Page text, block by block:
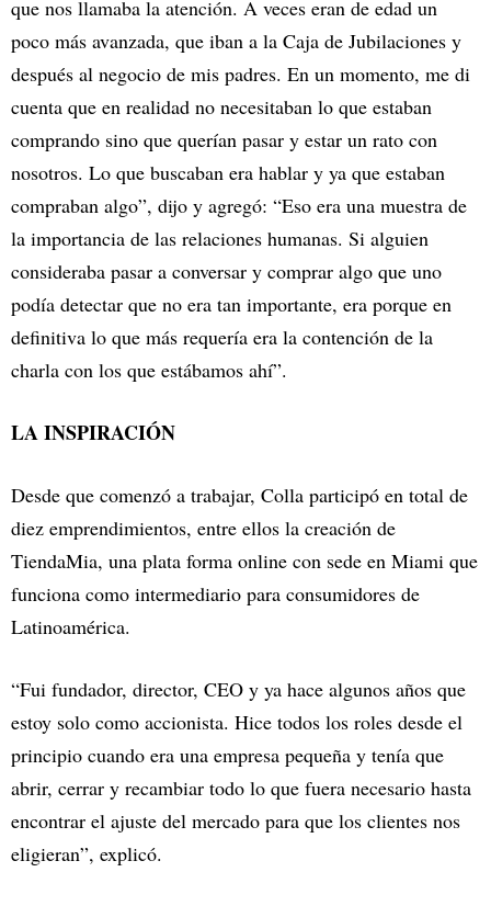
que nos llamaba la atención. A veces eran de edad un
poco más avanzada, que iban a la Caja de Jubilaciones y
después al negocio de mis padres. En un momento, me di
cuenta que en realidad no necesitaban lo que estaban
comprando sino que querían pasar y estar un rato con
nosotros. Lo que buscaban era hablar y ya que estaban
compraban algo”, dijo y agregó: “Eso era una muestra de
la importancia de las relaciones humanas. Si alguien
consideraba pasar a conversar y comprar algo que uno
podía detectar que no era tan importante, era porque en
definitiva lo que más requería era la contención de la
charla con los que estábamos ahí”.
LA INSPIRACIÓN
Desde que comenzó a trabajar, Colla participó en total de
diez emprendimientos, entre ellos la creación de
TiendaMia, una plata forma online con sede en Miami que
funciona como intermediario para consumidores de
Latinoamérica.
“Fui fundador, director, CEO y ya hace algunos años que
estoy solo como accionista. Hice todos los roles desde el
principio cuando era una empresa pequeña y tenía que
abrir, cerrar y recambiar todo lo que fuera necesario hasta
encontrar el ajuste del mercado para que los clientes nos
eligieran”, explicó.